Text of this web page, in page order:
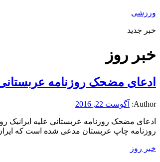
ورزشی
خبر جدید
خبر روز
ادعای مضحک روزنامه
Author: آگوست 22, 2016
ادعای مضحک روزنامه عربستانی علیه
روزنامه چاپ عربستان مدعی شده است که
خبر روز